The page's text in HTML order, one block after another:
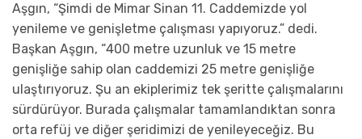
Aşgın, “Şimdi de Mimar Sinan 11. Caddemizde yol
yenileme ve genişletme çalışması yapıyoruz.” dedi.
Başkan Aşgın, “400 metre uzunluk ve 15 metre
genişliğe sahip olan caddemizi 25 metre genişliğe
ulaştırıyoruz. Şu an ekiplerimiz tek şeritte çalışmalarını
sürdürüyor. Burada çalışmalar tamamlandıktan sonra
orta refüj ve diğer şeridimizi de yenileyeceğiz. Bu